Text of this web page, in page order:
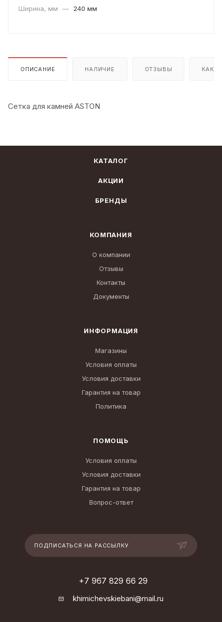
Ширина, мм
— 240 мм
ОПИСАНИЕ НАЛИЧИЕ ОТЗЫВЫ КАК
Сетка для камней ASTON
КАТАЛОГ
АКЦИИ
БРЕНДЫ
КОМПАНИЯ
О компании
Отзывы
Контакты
Документы
ИНФОРМАЦИЯ
Магазины
Условия оплаты
Условия доставки
Гарантия на товар
Политика
ПОМОЩЬ
Условия оплаты
Условия доставки
Гарантия на товар
Вопрос-ответ
ПОДПИСАТЬСЯ НА РАССЫЛКУ
+7 967 829 66 29
khimichevskiebani@mail.ru